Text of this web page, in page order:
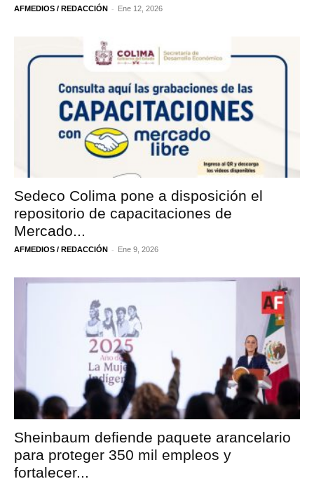
AFMEDIOS / REDACCIÓN - Ene 12, 2026
Sedeco Colima pone a disposición el
repositorio de capacitaciones de
Mercado...
AFMEDIOS / REDACCIÓN - Ene 9, 2026
Sheinbaum defiende paquete arancelario
para proteger 350 mil empleos y
fortalecer...